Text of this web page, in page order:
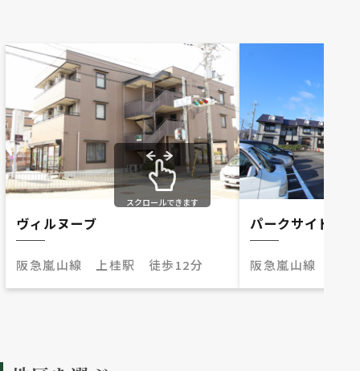
ヴィルヌーブ
阪急嵐山線 上桂駅 徒歩12分
パークサイド桂川
阪急嵐山線 上
スクロールできます